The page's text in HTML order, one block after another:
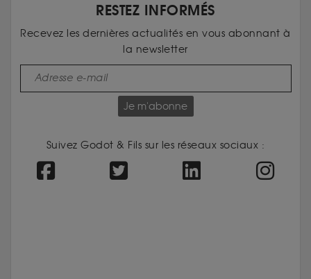
RESTEZ INFORMÉS
Recevez les dernières actualités en vous abonnant à
la newsletter
Je m'abonne
Suivez Godot & Fils sur les réseaux sociaux :